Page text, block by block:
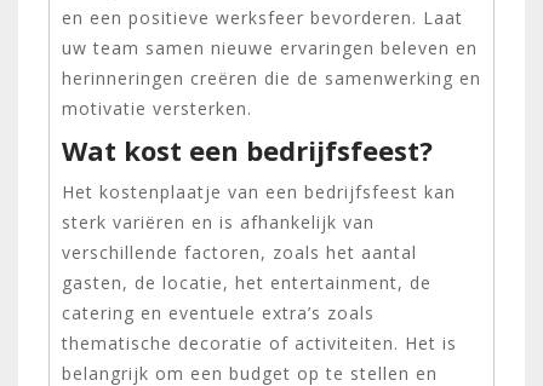
en een positieve werksfeer bevorderen. Laat
uw team samen nieuwe ervaringen beleven en
herinneringen creëren die de samenwerking en
motivatie versterken.
Wat kost een bedrijfsfeest?
Het kostenplaatje van een bedrijfsfeest kan
sterk variëren en is afhankelijk van
verschillende factoren, zoals het aantal
gasten, de locatie, het entertainment, de
catering en eventuele extra’s zoals
thematische decoratie of activiteiten. Het is
belangrijk om een budget op te stellen en